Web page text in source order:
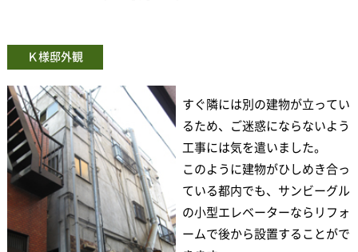
Ｋ様邸外観
すぐ隣には別の建物が立ってい
るため、ご迷惑にならないよう
工事には気を遣いました。
このように建物がひしめき合っ
ている都内でも、サンビーグル
の小型エレベーターならリフォ
ームで後から設置することがで